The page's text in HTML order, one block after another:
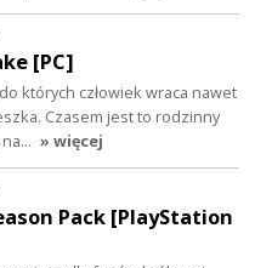
[PC]
których człowiek wraca nawet
Czasem jest to rodzinny
na… » więcej
Pack [PlayStation